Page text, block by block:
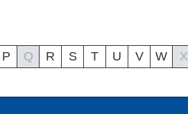
P Q R S T U V W X